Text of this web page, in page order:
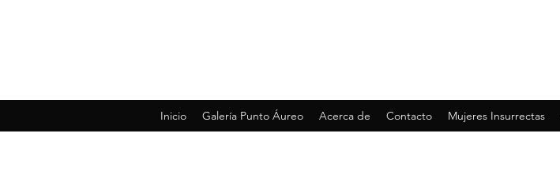
Inicio Galería Punto Áureo Acerca de Contacto Mujeres Insurrectas